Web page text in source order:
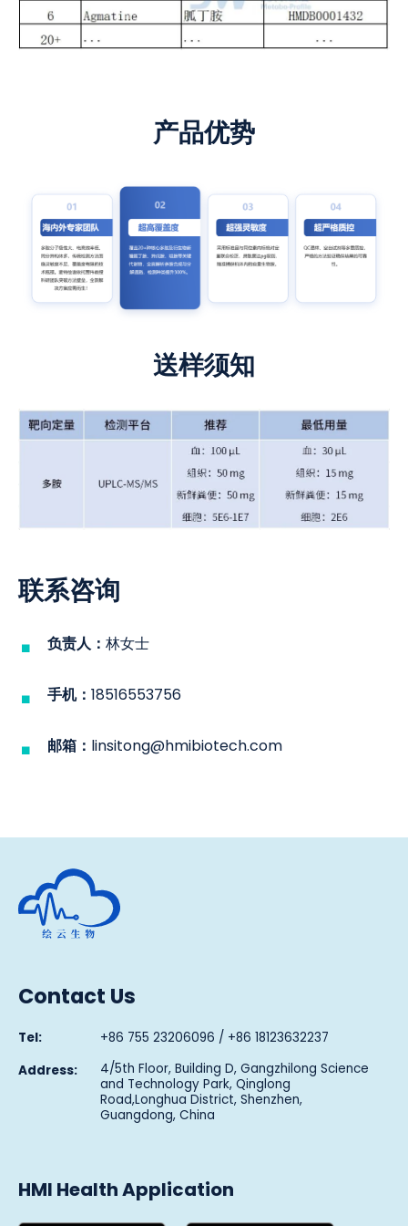
产品优势
送样须知
联系咨询
负责人： 林女士
手机： 18516553756
邮箱： linsitong@hmibiotech.com
Human Metabolomics Institute
Contact Us
Tel: +86 755 23206096 / +86 18123632237
Address: 4/5th Floor, Building D, Gangzhilong Science
and Technology Park, Qinglong
Road,Longhua District, Shenzhen,
Guangdong, China
HMI Health Application